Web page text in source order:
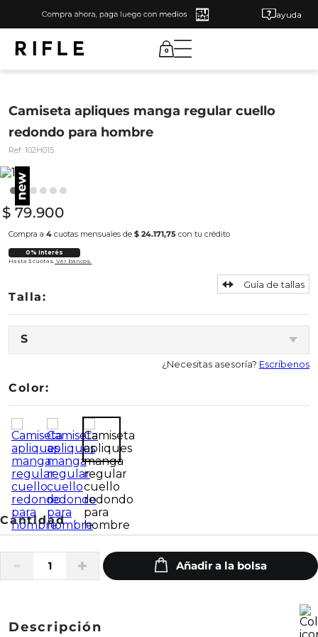
ayuda
0
Camiseta apliques manga regular cuello
redondo para hombre
Ref: 102H015
$ 79.900
Compra a 4 cuotas mensuales de $ 24.171,75 con tu crédito
0% Interés
Hasta 3 cuotas. Ver bancos.
S
Guía de tallas
¿Necesitas asesoría? Escríbenos
Color:
Descripción